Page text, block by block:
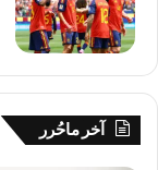
آخر ماحُرر